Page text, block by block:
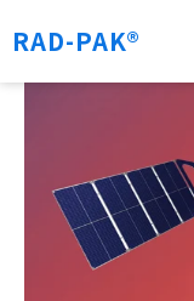
RAD-PAK®